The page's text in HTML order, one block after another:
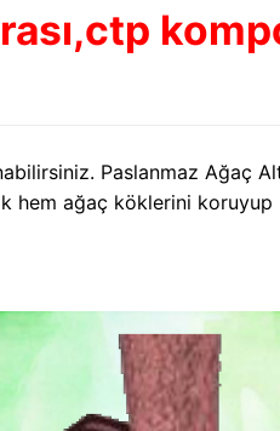
Paslanmaz Ağaç
hem ağaç köklerini